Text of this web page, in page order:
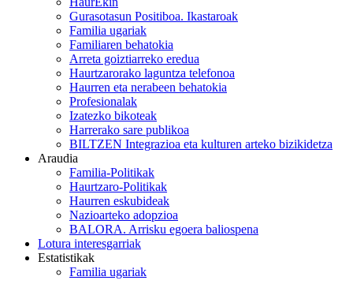
Gurasotasun Positiboa. Ikastaroak
Familia ugariak
Familiaren behatokia
Arreta goiztiarreko eredua
Haurtzarorako laguntza telefonoa
Haurren eta nerabeen behatokia
Profesionalak
Izatezko bikoteak
Harrerako sare publikoa
BILTZEN Integrazioa eta kulturen arteko bizikidetza
Araudia
Familia-Politikak
Haurtzaro-Politikak
Haurren eskubideak
Nazioarteko adopzioa
BALORA. Arrisku egoera baliospena
Lotura interesgarriak
Estatistikak
Familia ugariak